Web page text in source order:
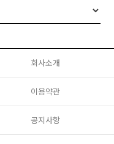
회사소개
이용약관
공지사항